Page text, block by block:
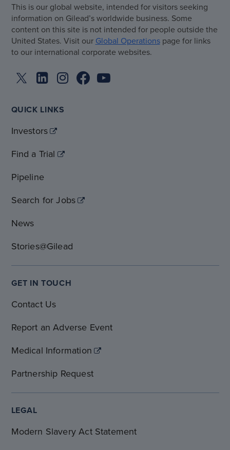
This is our global website, intended for visitors seeking
information on Gilead’s worldwide business. Some
content on this site is not intended for people outside the
United States. Visit our Global Operationspage for links
to our international corporate websites.
QUICK LINKS
Investors
Find a Trial
Pipeline
Search for Jobs
News
Stories@Gilead
GET IN TOUCH
Contact Us
Report an Adverse Event
Medical Information
Partnership Request
LEGAL
Modern Slavery Act Statement